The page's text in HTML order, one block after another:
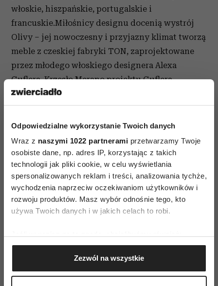
Odpowiedzialne wykorzystanie Twoich danych
Wraz z naszymi 1022 partnerami przetwarzamy Twoje
osobiste dane, np. adres IP, korzystając z takich
technologii jak pliki cookie, w celu wyświetlania
spersonalizowanych reklam i treści, analizowania tychże,
wychodzenia naprzeciw oczekiwaniom użytkowników i
rozwoju produktów. Masz wybór odnośnie tego, kto
używa Twoich danych i w jakich celach to robi.
Gromadzić dane dotyczące Twojej lokalizacji
geograficznej z dokładnością nawet do kilku metrów
Identyfikować Twoje urządzenie, aktywnie
Zezwól na wszystkie
włoskie, hiszpańskie, portugalskie i
francuskie.Miłośnicy designu docenią wystrój
Olivy – jej nowoczesny i przyjazny klimat tworzą
meble z czeskiej fabryki TON, zaprojektowane
przez młodego włoskiego designera Alexa
Guflera. Krzesło Merano projektu Guflera
zdobyło już najbardziej prestiżowe nagrody
w świecie designu – Good Design i Red Dot
Design.
Restauracja OLIVA www. ul. Ordynacka
10/12, 00-358 Warszawa tel. 022 826 70 60 mail:
info@restauracjaoliva.pl